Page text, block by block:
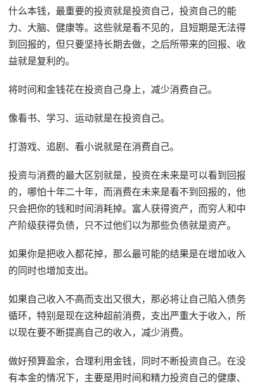
什么本钱，最重要的投资就是投资自己，投资自己的能
力、大脑、健康等。这些就是看不见的，且短期是无法得
到回报的，但只要坚持长期去做，之后所带来的回报、收
益就是复利的。
将时间和金钱花在投资自己身上，减少消费自己。
像看书、学习、运动就是在投资自己。
打游戏、追剧、看小说就是在消费自己。
投资与消费的最大区别就是，投资在未来是可以看到回报
的，哪怕十年二十年，而消费在未来是看不到回报的，他
只会把你的钱和时间消耗掉。富人获得资产，而穷人和中
产阶级获得负债，只不过他们以为那些负债就是资产。
如果你是把收入都花掉，那么最可能的结果是在增加收入
的同时也增加支出。
如果自己收入不高而支出又很大，那必将让自己陷入债务
循环，特别是现在这种超前消费，支出严重大于收入，所
以现在要不断提高自己的收入，减少消费。
做好预算盈余，合理利用金钱，同时不断投资自己。在没
有本金的情况下，主要是用时间和精力投资自己的健康、